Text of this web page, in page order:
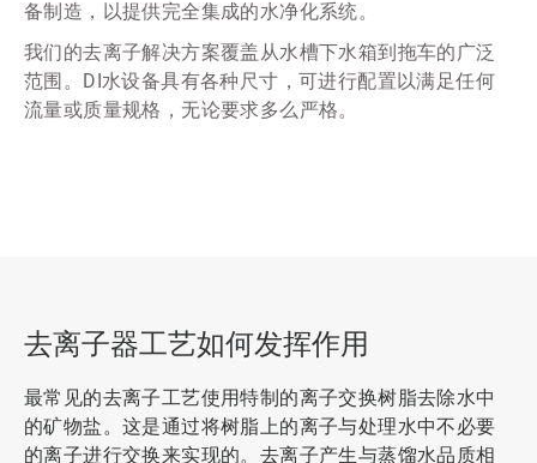
备制造，以提供完全集成的水净化系统。
我们的去离子解决方案覆盖从水槽下水箱到拖车的广泛
范围。DI水设备具有各种尺寸，可进行配置以满足任何
流量或质量规格，无论要求多么严格。
去离子器工艺如何发挥作用
最常见的去离子工艺使用特制的离子交换树脂去除水中
的矿物盐。这是通过将树脂上的离子与处理水中不必要
的离子进行交换来实现的。去离子产生与蒸馏水品质相